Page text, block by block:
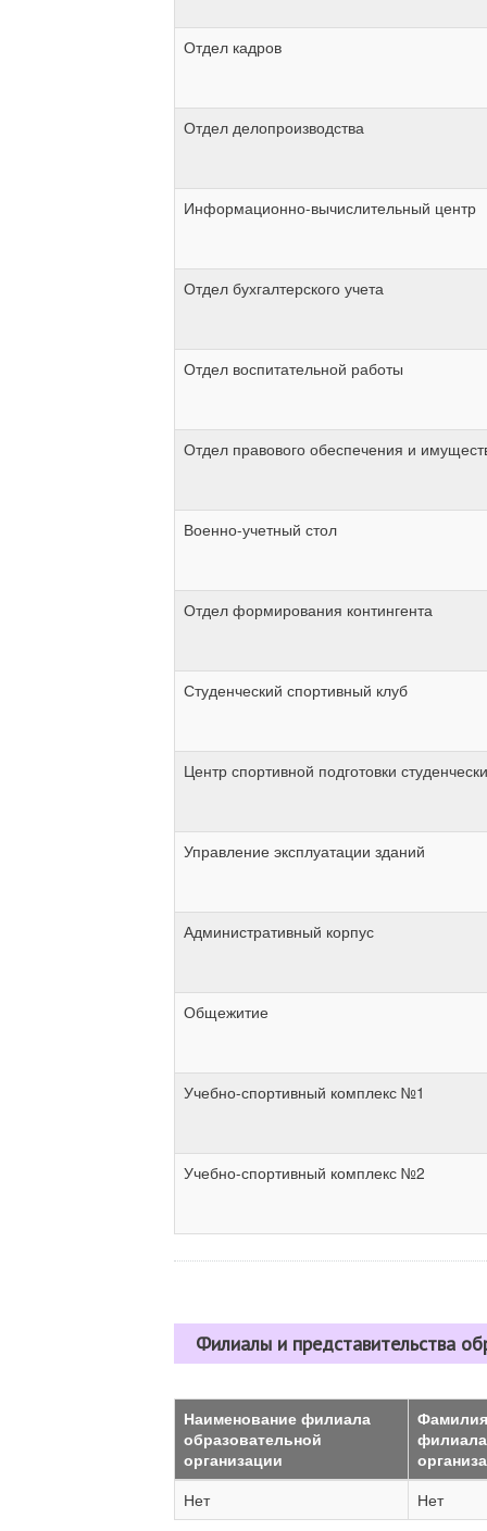
Отдел кадров
Отдел делопроизводства
Информационно-вычислительный центр
Отдел бухгалтерского учета
Отдел воспитательной работы
Отдел правового обеспечения и
Военно-учетный стол
Отдел формирования контингента
Студенческий спортивный клуб
Центр спортивной подготовки
Управление эксплуатации зданий
Административный корпус
Общежитие
Учебно-спортивный комплекс №1
Учебно-спортивный комплекс №2
Филиалы и представительства
Наименование филиала
образовательной
организации
Нет Нет